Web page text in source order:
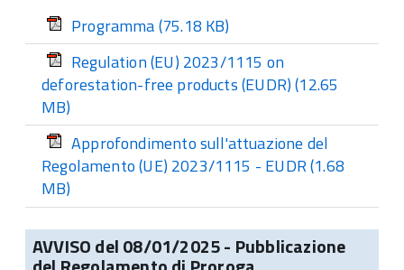
Programma(75.18 KB)
Regulation (EU) 2023/1115 on
deforestation-free products (EUDR)(12.65
MB)
Approfondimento sull'attuazione del
Regolamento (UE) 2023/1115 - EUDR(1.68
MB)
AVVISO del 08/01/2025 - Pubblicazione